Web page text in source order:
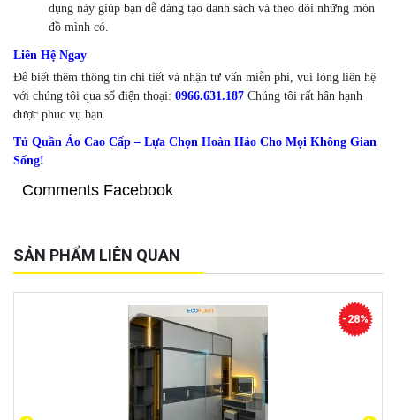
dụng này giúp bạn dễ dàng tạo danh sách và theo dõi những món
đồ mình có.
Liên Hệ Ngay
Để biết thêm thông tin chi tiết và nhận tư vấn miễn phí, vui lòng liên hệ
với chúng tôi qua số điện thoại: 0966.631.187 Chúng tôi rất hân hạnh
được phục vụ bạn.
Tủ Quần Áo Cao Cấp – Lựa Chọn Hoàn Hảo Cho Mọi Không Gian
Sống!
Comments Facebook
SẢN PHẨM LIÊN QUAN
-28%